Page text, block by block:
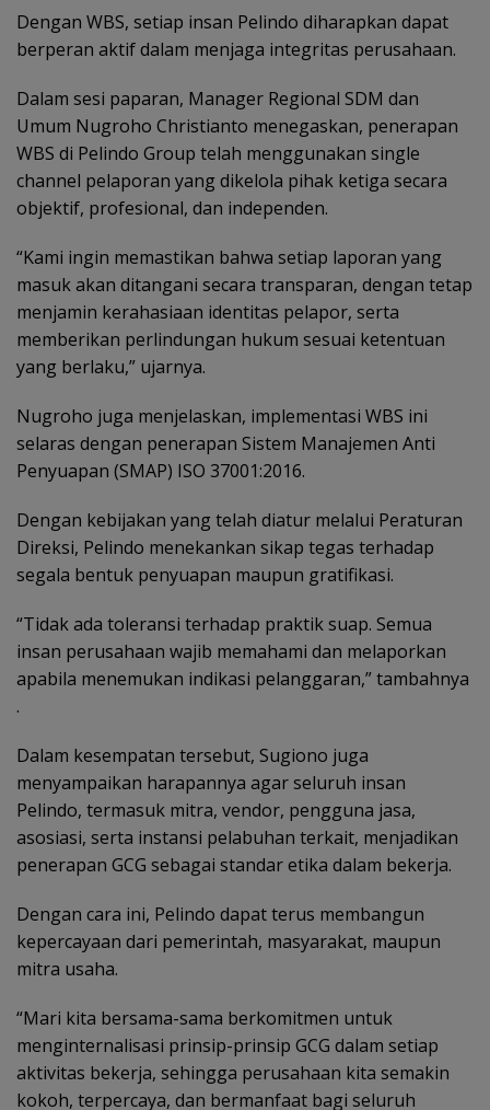
Dengan WBS, setiap insan Pelindo diharapkan dapat
berperan aktif dalam menjaga integritas perusahaan.
Dalam sesi paparan, Manager Regional SDM dan
Umum Nugroho Christianto menegaskan, penerapan
WBS di Pelindo Group telah menggunakan single
channel pelaporan yang dikelola pihak ketiga secara
objektif, profesional, dan independen.
“Kami ingin memastikan bahwa setiap laporan yang
masuk akan ditangani secara transparan, dengan tetap
menjamin kerahasiaan identitas pelapor, serta
memberikan perlindungan hukum sesuai ketentuan
yang berlaku,” ujarnya.
Nugroho juga menjelaskan, implementasi WBS ini
selaras dengan penerapan Sistem Manajemen Anti
Penyuapan (SMAP) ISO 37001:2016.
Dengan kebijakan yang telah diatur melalui Peraturan
Direksi, Pelindo menekankan sikap tegas terhadap
segala bentuk penyuapan maupun gratifikasi.
“Tidak ada toleransi terhadap praktik suap. Semua
insan perusahaan wajib memahami dan melaporkan
apabila menemukan indikasi pelanggaran,” tambahnya
.
Dalam kesempatan tersebut, Sugiono juga
menyampaikan harapannya agar seluruh insan
Pelindo, termasuk mitra, vendor, pengguna jasa,
asosiasi, serta instansi pelabuhan terkait, menjadikan
penerapan GCG sebagai standar etika dalam bekerja.
Dengan cara ini, Pelindo dapat terus membangun
kepercayaan dari pemerintah, masyarakat, maupun
mitra usaha.
“Mari kita bersama-sama berkomitmen untuk
menginternalisasi prinsip-prinsip GCG dalam setiap
aktivitas bekerja, sehingga perusahaan kita semakin
kokoh, terpercaya, dan bermanfaat bagi seluruh